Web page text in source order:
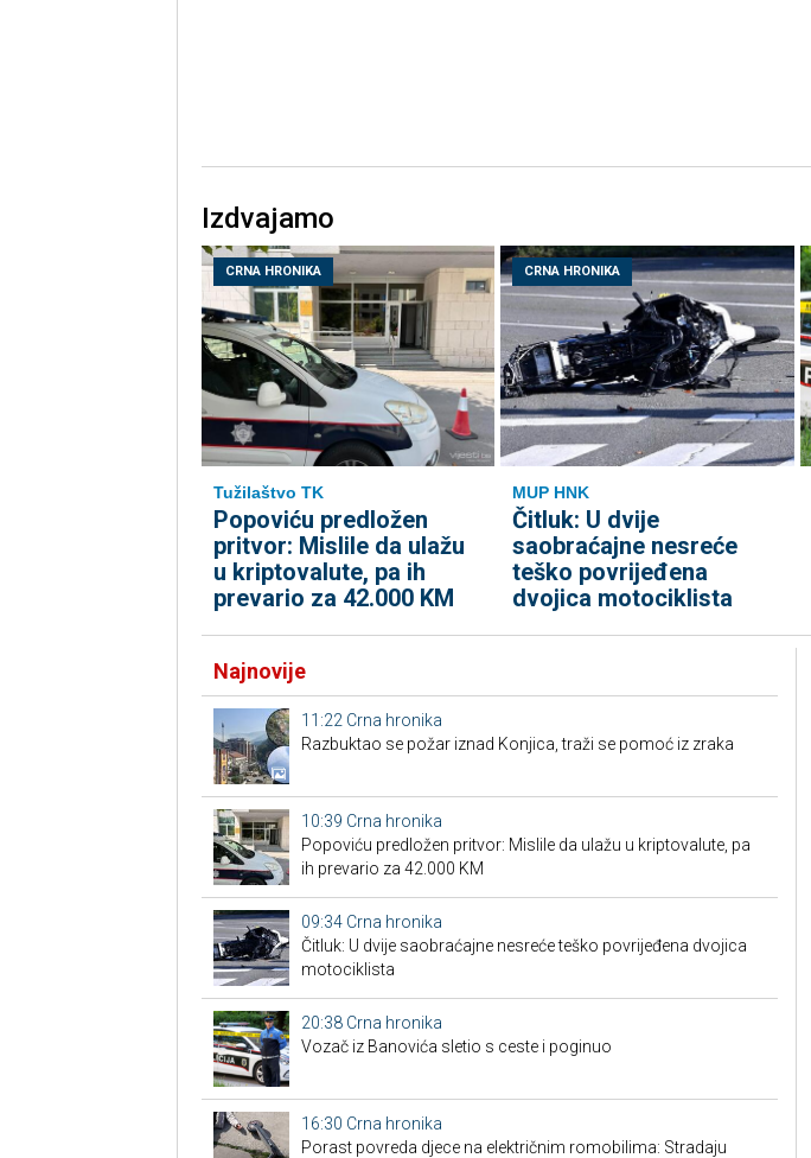
Izdvajamo
CRNA HRONIKA
Tužilaštvo TK
Popoviću predložen
pritvor: Mislile da ulažu
u kriptovalute, pa ih
prevario za 42.000 KM
CRNA HRONIKA
MUP HNK
Čitluk: U dvije
saobraćajne nesreće
teško povrijeđena
dvojica motociklista
Najnovije
11:22 Crna hronika
Razbuktao se požar iznad Konjica, traži se pomoć iz zraka
10:39 Crna hronika
Popoviću predložen pritvor: Mislile da ulažu u kriptovalute, pa
ih prevario za 42.000 KM
09:34 Crna hronika
Čitluk: U dvije saobraćajne nesreće teško povrijeđena dvojica
motociklista
20:38 Crna hronika
Vozač iz Banovića sletio s ceste i poginuo
16:30 Crna hronika
Porast povreda djece na električnim romobilima: Stradaju